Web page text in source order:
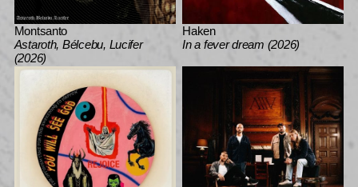
Montsanto
Astaroth, Bélcebu, Lucifer
(2026)
Haken
In a fever dream (2026)